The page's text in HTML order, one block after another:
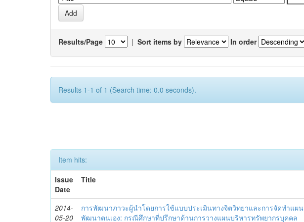
Results/Page | Sort items by In order
Results 1-1 of 1 (Search time: 0.0 seconds).
Item hits:
Issue
Date
Title
2014-
05-20
การพัฒนาภาวะผู้นำโดยการใช้แบบประเมินทางจิตวิทยาและการจัดทำแผน
พัฒนาตนเอง: กรณีศึกษาที่ปรึกษาด้านการวางแผนบริหารทรัพยากรบุคคล